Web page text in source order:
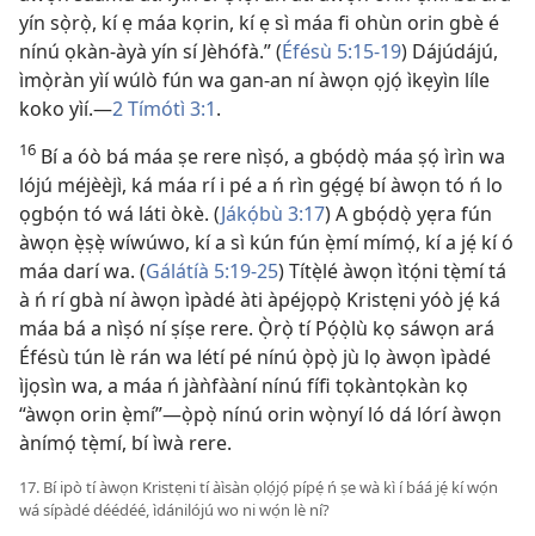
yín sọ̀rọ̀, kí ẹ máa kọrin, kí ẹ sì máa fi ohùn orin gbè é
nínú ọkàn-àyà yín sí Jèhófà.” (Éfésù 5:15-19) Dájúdájú,
ìmọ̀ràn yìí wúlò fún wa gan-an ní àwọn ọjọ́ ìkẹyìn líle
koko yìí.—2 Tímótì 3:1.
16 Bí a óò bá máa ṣe rere nìṣó, a gbọ́dọ̀ máa ṣọ́ ìrìn wa
lójú méjèèjì, ká máa rí i pé a ń rìn gẹ́gẹ́ bí àwọn tó ń lo
ọgbọ́n tó wá láti òkè. (Jákọ́bù 3:17) A gbọ́dọ̀ yẹra fún
àwọn ẹ̀ṣẹ̀ wíwúwo, kí a sì kún fún ẹ̀mí mímọ́, kí a jẹ́ kí ó
máa darí wa. (Gálátíà 5:19-25) Títẹ̀lé àwọn ìtọ́ni tẹ̀mí tá
à ń rí gbà ní àwọn ìpàdé àti àpéjọpọ̀ Kristẹni yóò jẹ́ ká
máa bá a nìṣó ní ṣíṣe rere. Ọ̀rọ̀ tí Pọ́ọ̀lù kọ sáwọn ará
Éfésù tún lè rán wa létí pé nínú ọ̀pọ̀ jù lọ àwọn ìpàdé
ìjọsìn wa, a máa ń jàǹfààní nínú fífi tọkàntọkàn kọ
“àwọn orin ẹ̀mí”—ọ̀pọ̀ nínú orin wọ̀nyí ló dá lórí àwọn
ànímọ́ tẹ̀mí, bí ìwà rere.
17. Bí ipò tí àwọn Kristẹni tí àìsàn ọlọ́jọ́ pípẹ́ ń ṣe wà kì í báá jẹ́ kí wọ́n
wá sípàdé déédéé, ìdánilójú wo ni wọ́n lè ní?